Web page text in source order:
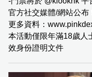
官方社交媒體/網站公布
更多資料：
本活動僅限年滿18歲人
效身份證明文件